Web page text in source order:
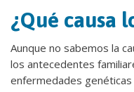
¿Qué causa
Aunque no sabemos la
los antecedentes
enfermedades